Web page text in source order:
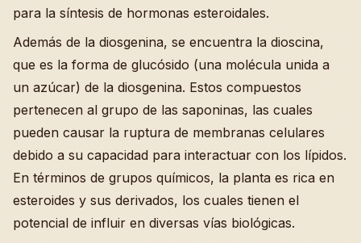
para la síntesis de hormonas esteroidales.
Además de la diosgenina, se encuentra la dioscina,
que es la forma de glucósido (una molécula unida a
un azúcar) de la diosgenina. Estos compuestos
pertenecen al grupo de las saponinas, las cuales
pueden causar la ruptura de membranas celulares
debido a su capacidad para interactuar con los lípidos.
En términos de grupos químicos, la planta es rica en
esteroides y sus derivados, los cuales tienen el
potencial de influir en diversas vías biológicas.